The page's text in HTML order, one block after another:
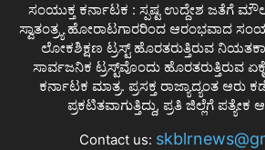
ಸಂಯುಕ್ತ ಕರ್ನಾಟಕ : ಸ್ಪಷ್ಟ ಉದ್ದೇಶ ಜತೆಗೆ
ಸ್ವಾತಂತ್ರ್ಯ ಹೋರಾಟಗಾರರಿಂದ ಆರಂಭವಾದ
ಲೋಕಶಿಕ್ಷಣ ಟ್ರಸ್ಟ್ ಹೊರತರುತ್ತಿರುವ
ಸಾರ್ವಜನಿಕ ಟ್ರಸ್ಟ್‌ವೊಂದು ಹೊರತರುತ್ತಿರುವ
ಕರ್ನಾಟಕ ಮಾತ್ರ. ಪ್ರಸಕ್ತ ರಾಜ್ಯಾದ್ಯಂತ ಆರು
ಪ್ರಕಟಿತವಾಗುತ್ತಿದ್ದು, ಪ್ರತಿ ಜಿಲ್ಲೆಗೆ ಪತ್ಯೇಕ
Contact us: